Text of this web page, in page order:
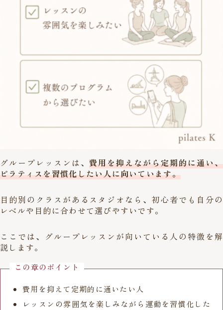
グループレッスンは、費用を抑えながら定期的に通い、
ピラティスを習慣化したい人に向いています。
目的別のクラスがあるスタジオなら、初心者でも自分の
レベルや目的に合わせて選びやすいです。
ここでは、グループレッスンが向いている人の特徴を解
説します。
この章のポイント
費用を抑えて定期的に通いたい人
レッスンの雰囲気を楽しみながら運動を習慣化した